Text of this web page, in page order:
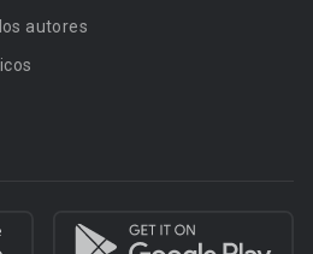
autores